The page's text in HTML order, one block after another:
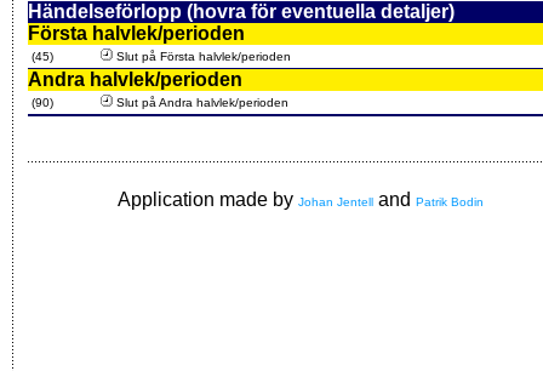
Händelseförlopp (hovra för eventuella detaljer)
Första halvlek/perioden
(45) Slut på Första halvlek/perioden
Andra halvlek/perioden
(90) Slut på Andra halvlek/perioden
Application made by Johan Jentell and Patrik Bodin